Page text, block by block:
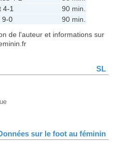
4-1
90 min.
9-0
90 min.
de l'auteur et informations sur
SL
sur le foot au féminin